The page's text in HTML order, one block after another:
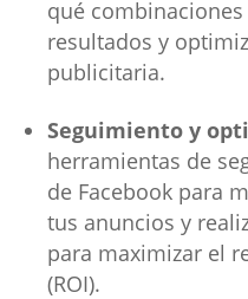
qué
resultados y
publicitaria.
Seguimiento y
herramientas de
de Facebook para
tus anuncios y
para maximizar el
(ROI).